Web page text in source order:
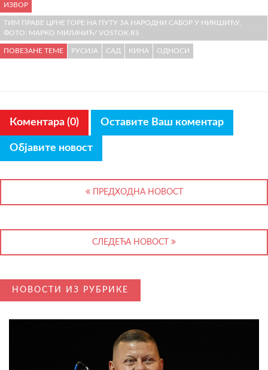
ИЗВОР
ТИМ ПРАВЕ ЦРНЕ ГОРЕ НА ПУТУ ЗА НАРОДНИ САБОР У НИКШИЋУ,
ФОТО: МАРКО МИЛАЧИЋ/ VOSTOK.RS
ПОВЕЗАНЕ ТЕМЕ РУСИЈА САД КИНА ОДНОСИ
Коментара (0) Оставите Ваш коментар
Објавите новост
ПРЕДХОДНА НОВОСТ
СЛЕДЕЋА НОВОСТ
НОВОСТИ ИЗ РУБРИКЕ